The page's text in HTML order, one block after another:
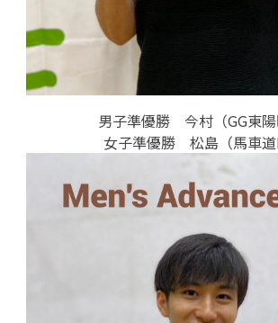
男子準優勝 今村（GG東陽
女子準優勝 松島（馬車道